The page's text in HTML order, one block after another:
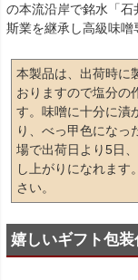
の本流沿岸で銘水「
斯業を継承し高級味噌
本製品は、出荷時に
おりますので塩分の
す。味噌に十分に漬
り、べっ甲色になっ
場で出荷日より5日
し上がりになれます
さい。
嬉しいギフト包